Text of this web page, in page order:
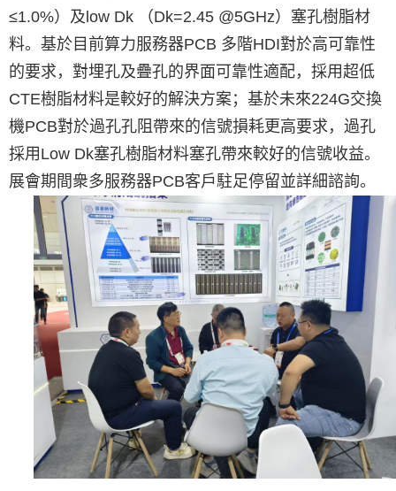
≤1.0%）及low Dk （Dk=2.45 @5GHz）塞孔樹脂材
料。基於目前算力服務器PCB 多階HDI對於高可靠性
的要求，對埋孔及疊孔的界面可靠性適配，採用超低
CTE樹脂材料是較好的解決方案；基於未來224G交換
機PCB對於過孔孔阻帶來的信號損耗更高要求，過孔
採用Low Dk塞孔樹脂材料塞孔帶來較好的信號收益。
展會期間衆多服務器PCB客戶駐足停留並詳細諮詢。